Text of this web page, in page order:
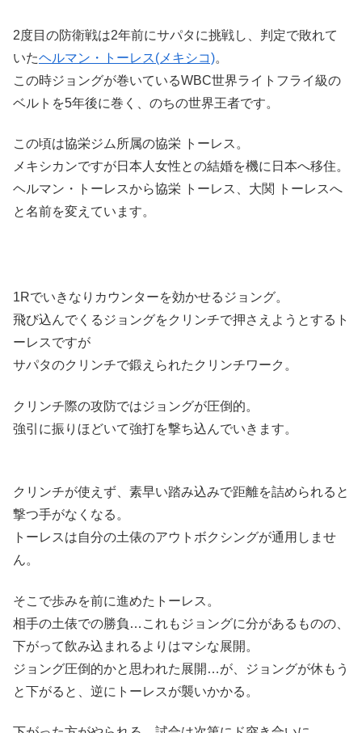
2度目の防衛戦は2年前にサパタに挑戦し、判定で敗れて
いたヘルマン・トーレス(メキシコ)。
この時ジョングが巻いているWBC世界ライトフライ級の
ベルトを5年後に巻く、のちの世界王者です。
この頃は協栄ジム所属の協栄 トーレス。
メキシカンですが日本人女性との結婚を機に日本へ移住。
ヘルマン・トーレスから協栄 トーレス、大関 トーレスへ
と名前を変えています。
1Rでいきなりカウンターを効かせるジョング。
飛び込んでくるジョングをクリンチで押さえようとするト
ーレスですが
サパタのクリンチで鍛えられたクリンチワーク。
クリンチ際の攻防ではジョングが圧倒的。
強引に振りほどいて強打を撃ち込んでいきます。
クリンチが使えず、素早い踏み込みで距離を詰められると
撃つ手がなくなる。
トーレスは自分の土俵のアウトボクシングが通用しませ
ん。
そこで歩みを前に進めたトーレス。
相手の土俵での勝負…これもジョングに分があるものの、
下がって飲み込まれるよりはマシな展開。
ジョング圧倒的かと思われた展開…が、ジョングが休もう
と下がると、逆にトーレスが襲いかかる。